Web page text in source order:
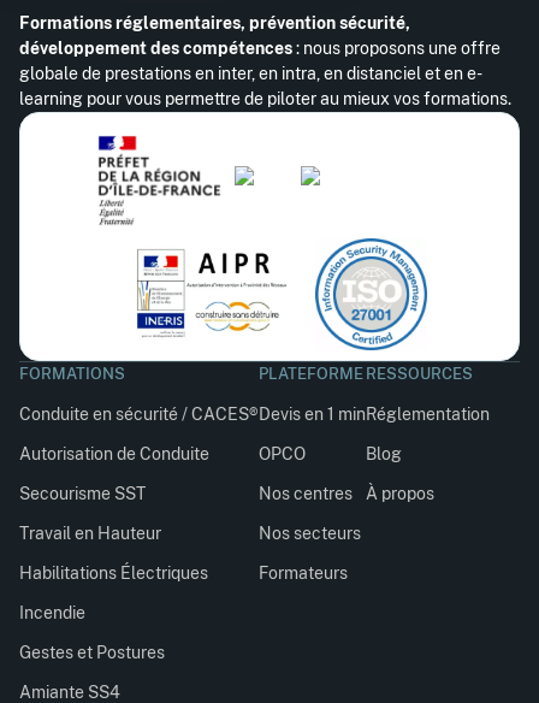
Formations réglementaires, prévention sécurité,
développement des compétences: nous proposons une offre
globale de prestations en inter, en intra, en distanciel et en e-
learning pour vous permettre de piloter au mieux vos formations.
FORMATIONS
Conduite en sécurité / CACES®
Autorisation de Conduite
Secourisme SST
Travail en Hauteur
Habilitations Électriques
Incendie
Gestes et Postures
Amiante SS4
PLATEFORME
Devis en 1 min
OPCO
Nos centres
Nos secteurs
Formateurs
RESSOURCES
Réglementation
Blog
À propos